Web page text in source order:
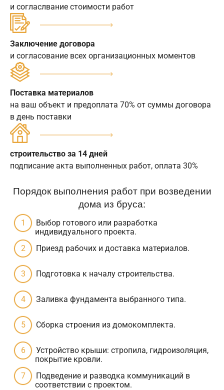
и согласлвание стоимости работ
Заключение договора
и согласование всех организационных моментов
Поставка материалов
на ваш объект и предоплата 70% от суммы договора
в день поставки
строительство за 14 дней
подписание акта выполненных работ, оплата 30%
Порядок выполнения работ при возведении
дома из бруса:
Выбор готового или разработка
индивидуального проекта.
Приезд рабочих и доставка материалов.
Подготовка к началу строительства.
Заливка фундамента выбранного типа.
Сборка строения из домокомплекта.
Устройство крыши: стропила, гидроизоляция,
покрытие кровли.
Подведение и разводка коммуникаций в
соответствии с проектом.